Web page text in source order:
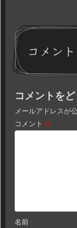
コメント
コメントを
メールアドレスが
コメント ※
名前